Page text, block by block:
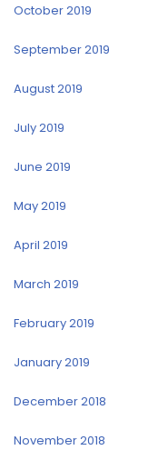
October 2019
September 2019
August 2019
July 2019
June 2019
May 2019
April 2019
March 2019
February 2019
January 2019
December 2018
November 2018